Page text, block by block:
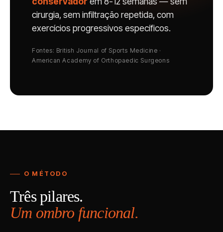
cirurgia, sem infiltração repetida, com
exercícios progressivos específicos.
Fontes: British Journal of Sports Medicine ·
American Academy of Orthopaedic Surgeons
O MÉTODO
Três pilares.
Um ombro funcional.